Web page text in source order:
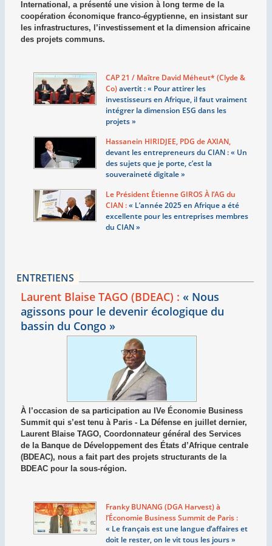
International, a présenté une vision à long terme de la
coopération économique franco‑égyptienne, en insistant sur
les infrastructures, l’investissement et la dimension africaine
des projets communs.
CAP 21 / Maître David Méheut* (Clyde &
Co)avertit : « Pour attirer les
investisseurs en Afrique, il faut vraiment
intégrer la dimension ESG dans les
projets»
Hassanein HIRIDJEE, PDG de AXIAN,
devant les entrepreneurs du CIAN : « Un
des sujets que je porte, c’est la
souveraineté digitale»
Le Président Étienne GIROS À l’AG du
CIAN :« L’année 2025 en Afrique a été
excellente pour les entreprises membres
du CIAN»
ENTRETIENS
Laurent Blaise TAGO (BDEAC) : « Nous
agissons pour le devenir écologique du
bassin du Congo »
À l’occasion de sa participation au IVe Économie Business
Summit qui s’est tenu à Paris - La Défense en juillet dernier,
Laurent Blaise TAGO, Coordonnateur général des Services
de la Banque de Développement des États d’Afrique centrale
(BDEAC), nous a fait part des projets structurants de la
BDEAC pour la sous-région.
Franky BUNANG (DGA Harvest) à
l’Économie Business Summit de Paris :
« Le français est une langue d’affaires et
doit le rester, on le vit tous les jours»